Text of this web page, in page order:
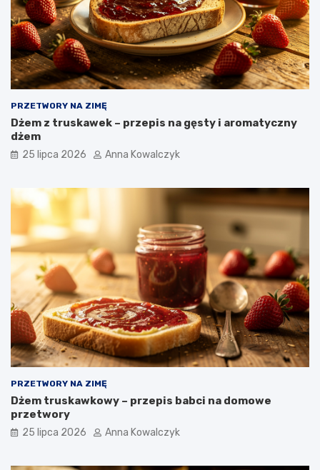
PRZETWORY NA ZIMĘ
Dżem z truskawek – przepis na gęsty i aromatyczny
dżem
25 lipca 2026 Anna Kowalczyk
PRZETWORY NA ZIMĘ
Dżem truskawkowy – przepis babci na domowe
przetwory
25 lipca 2026 Anna Kowalczyk